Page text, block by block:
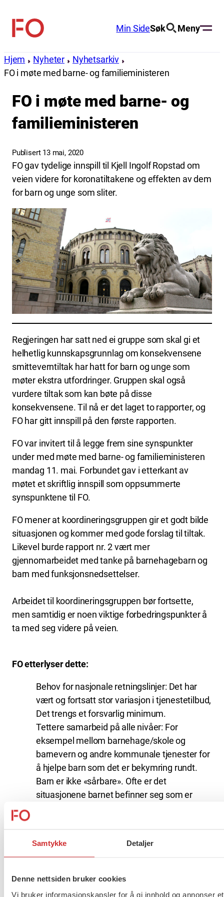
Samtykke Detaljer
Denne nettsiden bruker cookies
Vi bruker informasjonskapsler for å gi innhold og annonser
innhold
FO
Min SideSøk Meny
Hjem Nyheter
Nyhetsarkiv
FO i møte med barne- og familieministeren
FO i møte med barne- og
familieministeren
Publisert 13 mai, 2020
FO gav tydelige innspill til Kjell Ingolf Ropstad om
veien videre for koronatiltakene og effekten av dem
for barn og unge som sliter.
Regjeringen har satt ned ei gruppe som skal gi et
helhetlig kunnskapsgrunnlag om konsekvensene
smitteverntiltak har hatt for barn og unge som
møter ekstra utfordringer. Gruppen skal også
vurdere tiltak som kan bøte på disse
konsekvensene. Til nå er det laget to rapporter, og
FO har gitt innspill på den første rapporten.
FO var invitert til å legge frem sine synspunkter
under med møte med barne- og familieministeren
mandag 11. mai. Forbundet gav i etterkant av
møtet et skriftlig innspill som oppsummerte
synspunktene til FO.
FO mener at koordineringsgruppen gir et godt bilde
situasjonen og kommer med gode forslag til tiltak.
Likevel burde rapport nr. 2 vært mer
gjennomarbeidet med tanke på barnehagebarn og
barn med funksjonsnedsettelser.
Arbeidet til koordineringsgruppen bør fortsette,
men samtidig er noen viktige forbedringspunkter å
ta med seg videre på veien.
FO etterlyser dette:
Behov for nasjonale retningslinjer: Det har
vært og fortsatt stor variasjon i tjenestetilbud,
Det trengs et forsvarlig minimum.
Tettere samarbeid på alle nivåer: For
eksempel mellom barnehage/skole og
barnevern og andre kommunale tjenester for
å hjelpe barn som det er bekymring rundt.
Barn er ikke «sårbare». Ofte er det
situasjonene barnet befinner seg som er
bidrar til å bedre barnas livsvilkår.
penger til målrettete tiltak til familier som
sliter.